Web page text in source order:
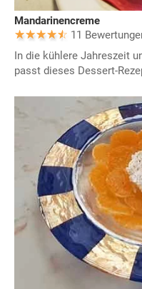
Mandarinencreme
11
In die kühlere Jahreszeit
passt dieses Dessert-